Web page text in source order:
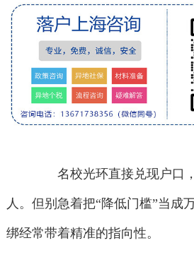
名校光环直接兑现户口
人。但别急着把“降低门槛”当成
绑经常带着精准的指向性。